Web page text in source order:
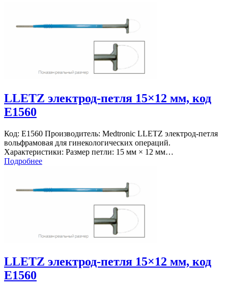
LLETZ электрод-петля 15×12 мм, код
E1560
Код: E1560 Производитель: Medtronic LLETZ электрод-петля
вольфрамовая для гинекологических операций.
Характеристики: Размер петли: 15 мм × 12 мм…
Подробнее
LLETZ электрод-петля 15×12 мм, код
E1560